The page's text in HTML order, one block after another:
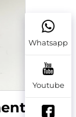
Whatsapp
Youtube